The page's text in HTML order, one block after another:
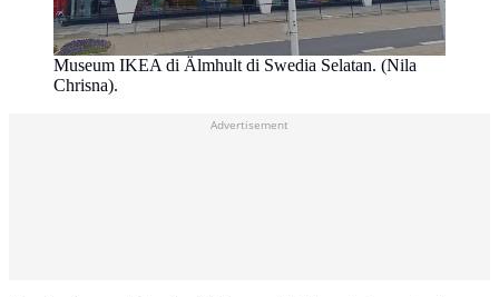
Museum IKEA di Älmhult di Swedia Selatan. (Nila
Chrisna).
Advertisement